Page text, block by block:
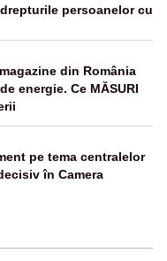
persoanelor cu
din România
energie. Ce MĂSURI
pe tema centralelor
în Camera